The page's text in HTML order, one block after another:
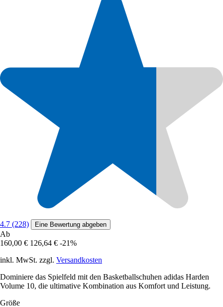
4.7 (228) Eine Bewertung abgeben
Ab
160,00 € 126,64 € -21%
inkl. MwSt. zzgl. Versandkosten
Dominiere das Spielfeld mit den Basketballschuhen adidas Harden
Volume 10, die ultimative Kombination aus Komfort und Leistung.
Größe